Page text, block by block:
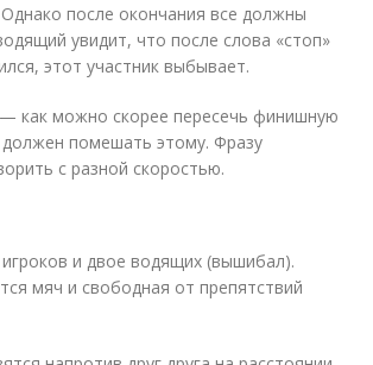
после окончания все должны
увидит, что после слова «стоп»
этот участник выбывает.
как можно скорее пересечь финишную
помешать этому. Фразу
с разной скоростью.
и двое водящих (вышибал).
мяч и свободная от препятствий